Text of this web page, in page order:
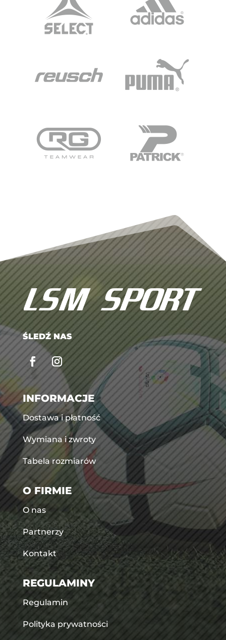
ŚLEDŹ NAS
INFORMACJE
Dostawa i płatność
Wymiana i zwroty
Tabela rozmiarów
O FIRMIE
O nas
Partnerzy
Kontakt
REGULAMINY
Regulamin
Polityka prywatności